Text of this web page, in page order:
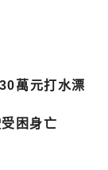
萬元打水漂
困身亡